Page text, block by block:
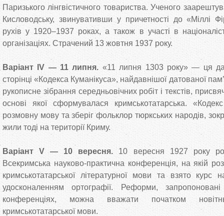
Паризького лінгвістичного товариства. Ученого
Кисловодську, звинувативши у причетності до «Міллі
рухів у 1920–1937 роках, а також в участі в
організаціях. Страчений 13 жовтня 1937 року.
Варіант IV — 11 липня. «11 липня 1303 року» — ця
сторінці «Кодекса Куманікуса», найдавнішої датованої
рукописне зібрання середньовічних робіт і текстів,
основі якої сформувалася кримськотатарська.
розмовну мову та зберіг фольклор тюркських народів,
жили тоді на території Криму.
Варіант V — 10 вересня. 10 вересня 1927 року
Всекримська науково-практична конференція, на якій
кримськотатарської літературної мови та взято курс
удосконаленням ортографії. Реформи,
конференціях, можна вважати початком
кримськотатарської мови.